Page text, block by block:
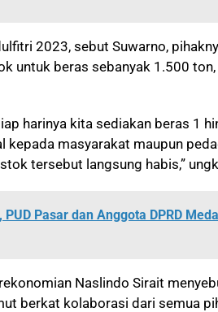
2023, sebut Suwarno,
untuk beras sebanyak 1.500
harinya kita sediakan beras 1
kepada masyarakat maupun
tersebut langsung habis,”
PUD Pasar dan Anggota DPRD
Naslindo Sirait
berkat kolaborasi dari semua